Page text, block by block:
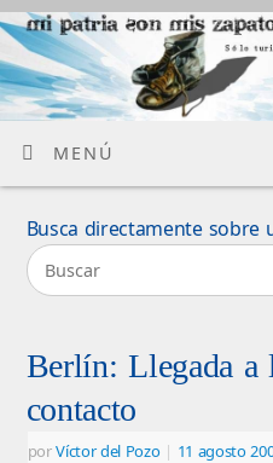
MENÚ
Busca directamente sobre
Berlín: Llegada a
contacto
porVíctor del Pozo | 11 agosto